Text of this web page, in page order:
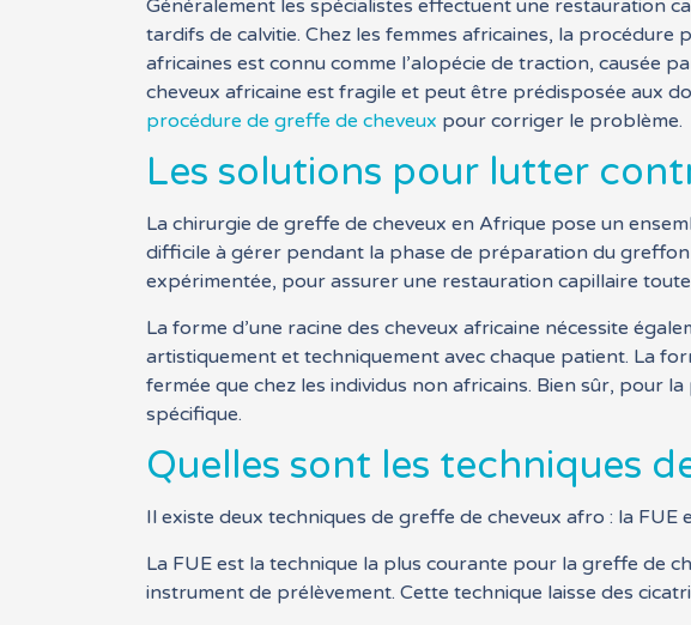
Généralement les spécialistes effectuent une restauration
tardifs de calvitie. Chez les femmes africaines, la
africaines est connu comme l’alopécie de traction, causée
cheveux africaine est fragile et peut être prédisposée aux
procédure de greffe de cheveux pour corriger le problème.
Les solutions pour lutter
La chirurgie de greffe de cheveux en Afrique pose un
difficile à gérer pendant la phase de préparation du
expérimentée, pour assurer une restauration capillaire
La forme d’une racine des cheveux africaine nécessite
artistiquement et techniquement avec chaque patient. La
fermée que chez les individus non africains. Bien sûr, pour
spécifique.
Quelles sont les techniques
Il existe deux techniques de greffe de cheveux afro : la FUE
La FUE est la technique la plus courante pour la greffe de
instrument de prélèvement. Cette technique laisse des